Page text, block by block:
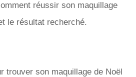
réussir son maquillage
le résultat recherché.
trouver son maquillage de Noël